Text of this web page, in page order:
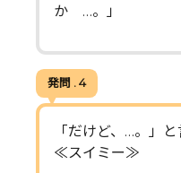
か …。」
発問 . 4
「だけど、…。」
≪スイミー≫